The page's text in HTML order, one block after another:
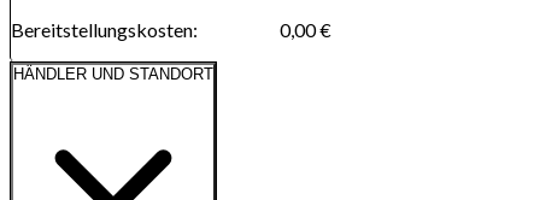
Bereitstellungskosten: 0,00 €
HÄNDLER UND STANDORT